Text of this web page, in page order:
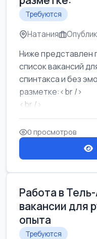
Требуются
Натания
Ниже представлен
список вакансий
спинтакса и без
разметке:<br />
<br />
Работа в Нетании
требу...
0 просмотров
Работа в
вакансии для
опыта
Требуются